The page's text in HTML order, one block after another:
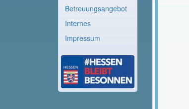
Betreuungsangebot
Internes
Impressum